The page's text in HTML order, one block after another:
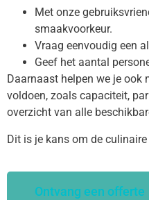
Met onze
smaakvoorkeur.
Vraag eenvoudig een
Geef het aantal
Daarnaast helpen we je ook
voldoen, zoals capaciteit,
overzicht van alle
Dit is je kans om de
Ontvang een offerte